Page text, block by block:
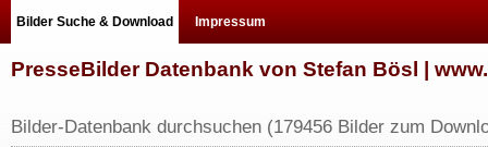
Bilder Suche & Download Impressum
PresseBilder Datenbank von Stefan Bösl |
Bilder-Datenbank durchsuchen (179456 Bilder zum